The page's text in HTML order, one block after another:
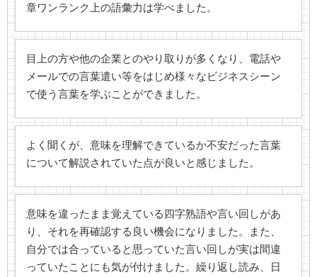
章ワンランク上の語彙力は学べました。
目上の方や他の企業とのやり取りが多くなり、電話や
メールでの言葉遣い等をはじめ様々なビジネスシーン
で使う言葉を学ぶことができました。
よく聞くが、意味を理解できているか不安だった言葉
について解説されていた点が良いと感じました。
意味を違ったまま覚えている四字熟語や言い回しがあ
り、それを再確認する良い機会になりました。また、
自分では合っていると思っていた言い回しが実は間違
っていたことにも気が付けました。繰り返し読み、日